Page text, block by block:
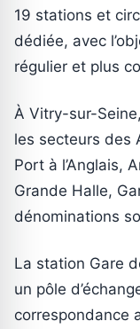
19 stations et
dédiée, avec
régulier et plus
À Vitry-sur-
les secteurs des
Port à l’Anglais,
Grande Halle,
dénominations
La station Gare
un pôle
correspondance